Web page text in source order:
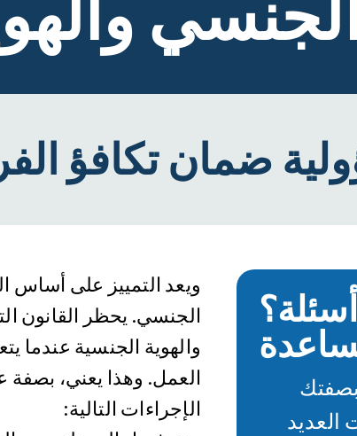
ويعد التمييز على أساس
الجنسي. يحظر القانون
والهوية الجنسية عندما
العمل. وهذا يعني، بصفة
الإجراءات التالية: